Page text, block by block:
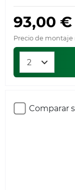
93,00 €
Precio de montaje
Comparar